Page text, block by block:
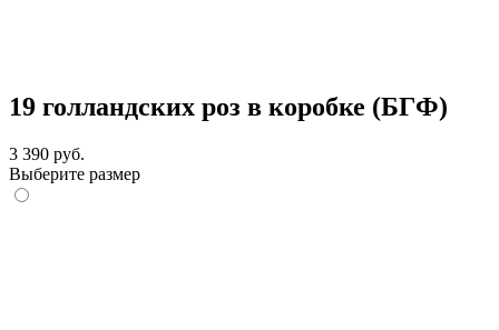
19 голландских роз в коробке (БГФ)
3 390 руб.
Выберите размер